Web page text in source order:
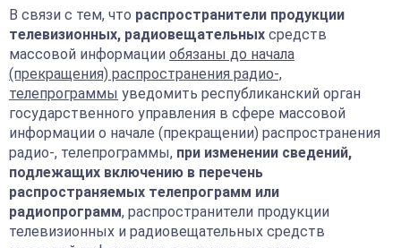
В связи с тем, что распространители продукции
телевизионных, радиовещательных средств
массовой информации обязаны до начала
(прекращения) распространения радио-,
телепрограммы уведомить республиканский орган
государственного управления в сфере массовой
информации о начале (прекращении) распространения
радио-, телепрограммы, при изменении сведений,
подлежащих включению в перечень
распространяемых телепрограмм или
радиопрограмм, распространители продукции
телевизионных и радиовещательных средств